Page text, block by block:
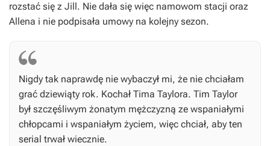
rozstać się z Jill. Nie dała się więc namowom stacji oraz
Allena i nie podpisała umowy na kolejny sezon.
Nigdy tak naprawdę nie wybaczył mi, że nie chciałam
grać dziewiąty rok. Kochał Tima Taylora. Tim Taylor
był szczęśliwym żonatym mężczyzną ze wspaniałymi
chłopcami i wspaniałym życiem, więc chciał, aby ten
serial trwał wiecznie.